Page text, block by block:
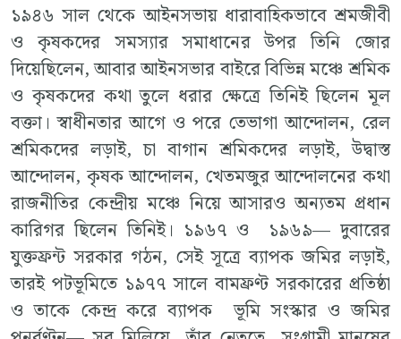
১৯৪৬ সাল থেকে আইনসভায় ধারাবাহিকভাবে শ্রমজীবী
ও কৃষকদের সমস্যার সমাধানের উপর তিনি জোর
দিয়েছিলেন, আবার আইনসভার বাইরে বিভিন্ন মঞ্চে শ্রমিক
ও কৃষকদের কথা তুলে ধরার ক্ষেত্রে তিনিই ছিলেন মূল
বক্তা। স্বাধীনতার আগে ও পরে তেভাগা আন্দোলন, রেল
শ্রমিকদের লড়াই, চা বাগান শ্রমিকদের লড়াই, উদ্বাস্ত
আন্দোলন, কৃষক আন্দোলন, খেতমজুর আন্দোলনের কথা
রাজনীতির কেন্দ্রীয় মঞ্চে নিয়ে আসারও অন্যতম প্রধান
কারিগর ছিলেন তিনিই। ১৯৬৭ ও ১৯৬৯— দুবারের
যুক্তফ্রন্ট সরকার গঠন, সেই সূত্রে ব্যাপক জমির লড়াই,
তারই পটভূমিতে ১৯৭৭ সালে বামফ্রণ্ট সরকারের প্রতিষ্ঠা
ও তাকে কেন্দ্র করে ব্যাপক ভূমি সংস্কার ও জমির